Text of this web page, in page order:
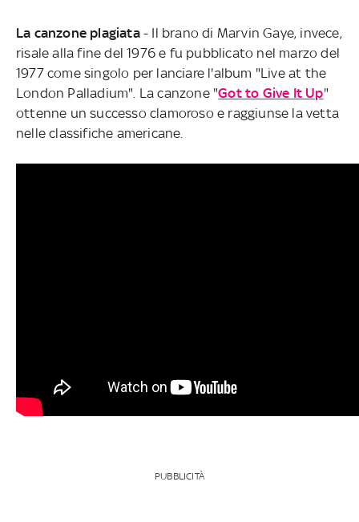
La canzone plagiata- Il brano di Marvin Gaye, invece,
risale alla fine del 1976 e fu pubblicato nel marzo del
1977 come singolo per lanciare l'album "Live at the
London Palladium". La canzone "Got to Give It Up"
ottenne un successo clamoroso e raggiunse la vetta
nelle classifiche americane.
PUBBLICITÀ